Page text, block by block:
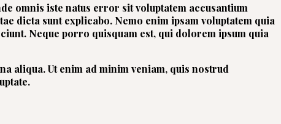
omnis iste natus error sit voluptatem accusantium
dicta sunt explicabo. Nemo enim ipsam voluptatem quia
Neque porro quisquam est, qui dolorem ipsum quia
aliqua. Ut enim ad minim veniam, quis nostrud